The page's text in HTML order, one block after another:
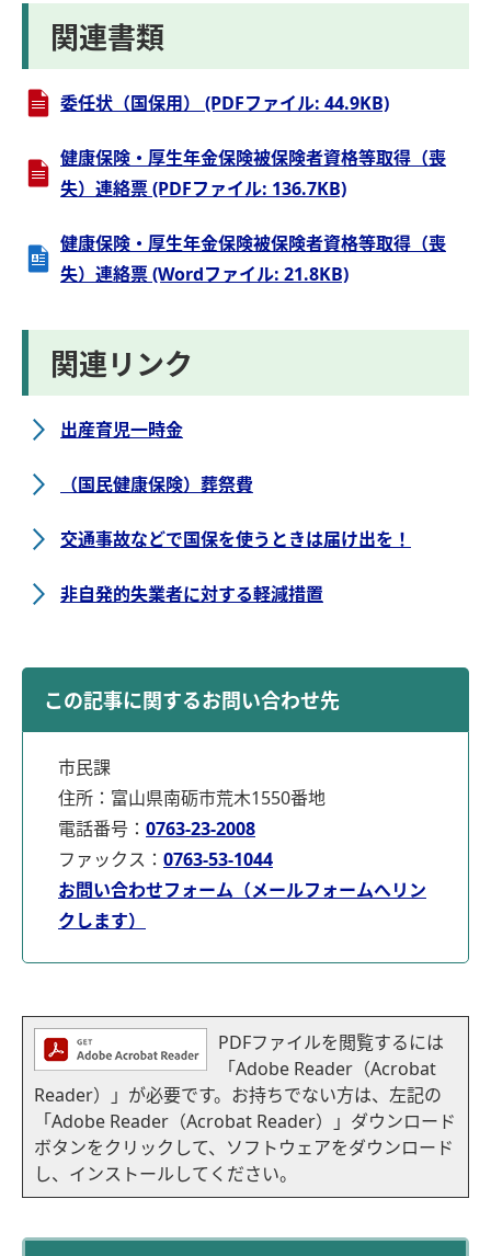
関連書類
委任状（国保用） (PDFファイル: 44.9KB)
健康保険・厚生年金保険被保険者資格等取得（喪
失）連絡票 (PDFファイル: 136.7KB)
健康保険・厚生年金保険被保険者資格等取得（喪
失）連絡票 (Wordファイル: 21.8KB)
関連リンク
出産育児一時金
（国民健康保険）葬祭費
交通事故などで国保を使うときは届け出を！
非自発的失業者に対する軽減措置
この記事に関するお問い合わせ先
市民課
住所：富山県南砺市荒木1550番地
電話番号： 0763-23-2008
ファックス： 0763-53-1044
お問い合わせフォーム（メールフォームへリン
クします）
PDFファイルを閲覧するには
「Adobe Reader（Acrobat
Reader）」が必要です。お持ちでない方は、左記の
「Adobe Reader（Acrobat Reader）」ダウンロード
ボタンをクリックして、ソフトウェアをダウンロード
し、インストールしてください。